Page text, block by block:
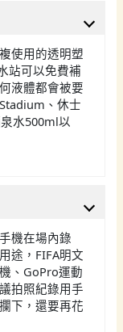
使用的透明塑
站可以免費補
液體都會被要
、休士
水500ml以
機在場內錄
途，FIFA明文
、GoPro運動
拍照紀錄用手
下，還要再花